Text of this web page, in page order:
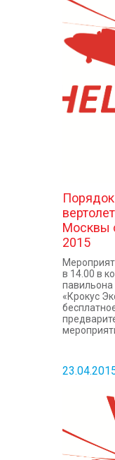
Москвы
2015
в 14.00 в
«Крокус